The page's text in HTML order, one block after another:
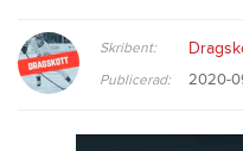
Skribent:
Publicerad: 2020-